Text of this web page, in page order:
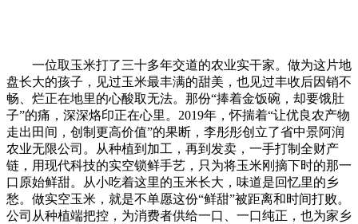
一位取玉米打了三十多年交道的农业实干家。做为这片地
盘长大的孩子，见过玉米最丰满的甜美，也见过丰收后因销不
畅、烂正在地里的心酸取无法。那份“捧着金饭碗，却要饿肚
子”的痛，深深烙印正在心里。2019年，怀揣着“让优良农产物
走出田间，创制更高价值”的果断，李彤彤创立了省中景阿润
农业无限公司。从种植到加工，再到发卖，一手打制全财产
链，用现代科技的实空锁鲜手艺，只为将玉米刚摘下时的那一
口原始鲜甜。从小吃着这里的玉米长大，味道是回忆里的乡
愁。做实空玉米，就是不单愿这份“鲜甜”被距离和时间打败。
公司从种植端把控，为消费者供给一口、一口纯正，也为家乡